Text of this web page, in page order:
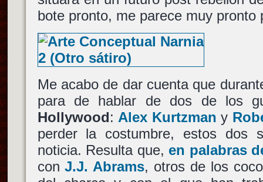
bote pronto, me parece muy pronto
Me acabo de dar cuenta que
para de hablar de dos de los
Hollywood: Alex Kurtzman y
perder la costumbre, estos dos
noticia. Resulta que, en palabras
conJ.J. Abrams, otros de los